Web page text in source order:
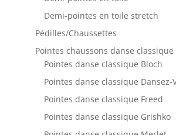
Demi-pointes en toile stretch
Pédilles/Chaussettes
Pointes chaussons danse classique
Pointes danse classique Bloch
Pointes danse classique Dansez-
Pointes danse classique Freed
Pointes danse classique Grishko